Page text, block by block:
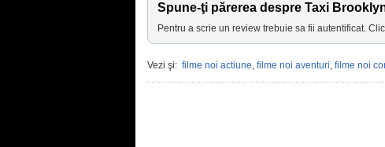
Spune-ţi părerea despre Taxi
Pentru a scrie un review trebuie sa fii autentificat.
Vezi şi: filme noi actiune, filme noi aventuri, filme noi